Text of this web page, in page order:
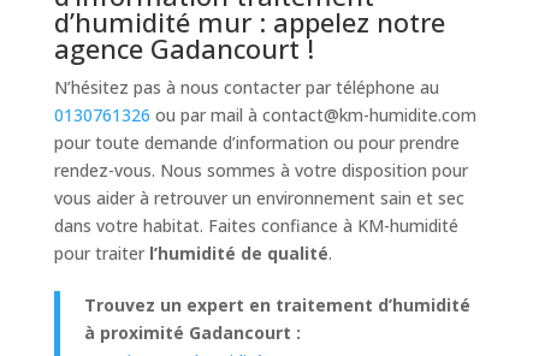
d’humidité mur : appelez notre
agence Gadancourt !
N’hésitez pas à nous contacter par téléphone au
0130761326 ou par mail à contact@km-humidite.com
pour toute demande d’information ou pour prendre
rendez-vous. Nous sommes à votre disposition pour
vous aider à retrouver un environnement sain et sec
dans votre habitat. Faites confiance à KM-humidité
pour traiterl’humidité de qualité.
Trouvez un expert en traitement d’humidité
à proximité Gadancourt :